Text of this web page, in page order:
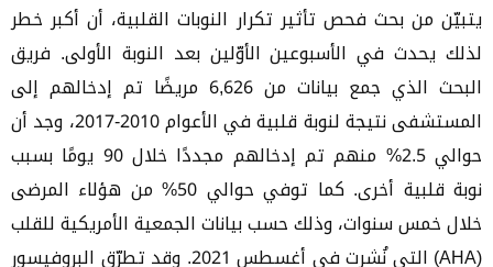
يتبيّن من بحث فحص تأثير تكرار النوبات القلبية، أن أكبر خطر
لذلك يحدث في الأسبوعين الأوّلين بعد النوبة الأولى. فريق
البحث الذي جمع بيانات من 6,626 مريضًا تم إدخالهم إلى
المستشفى نتيجة لنوبة قلبية في الأعوام 2010-2017، وجد أن
حوالي 2.5% منهم تم إدخالهم مجددًا خلال 90 يومًا بسبب
نوبة قلبية أخرى. كما توفي حوالي 50% من هؤلاء المرضى
خلال خمس سنوات، وذلك حسب بيانات الجمعية الأمريكية للقلب
(AHA) التي نُشرت في أغسطس 2021. وقد تطرّق البروفيسور